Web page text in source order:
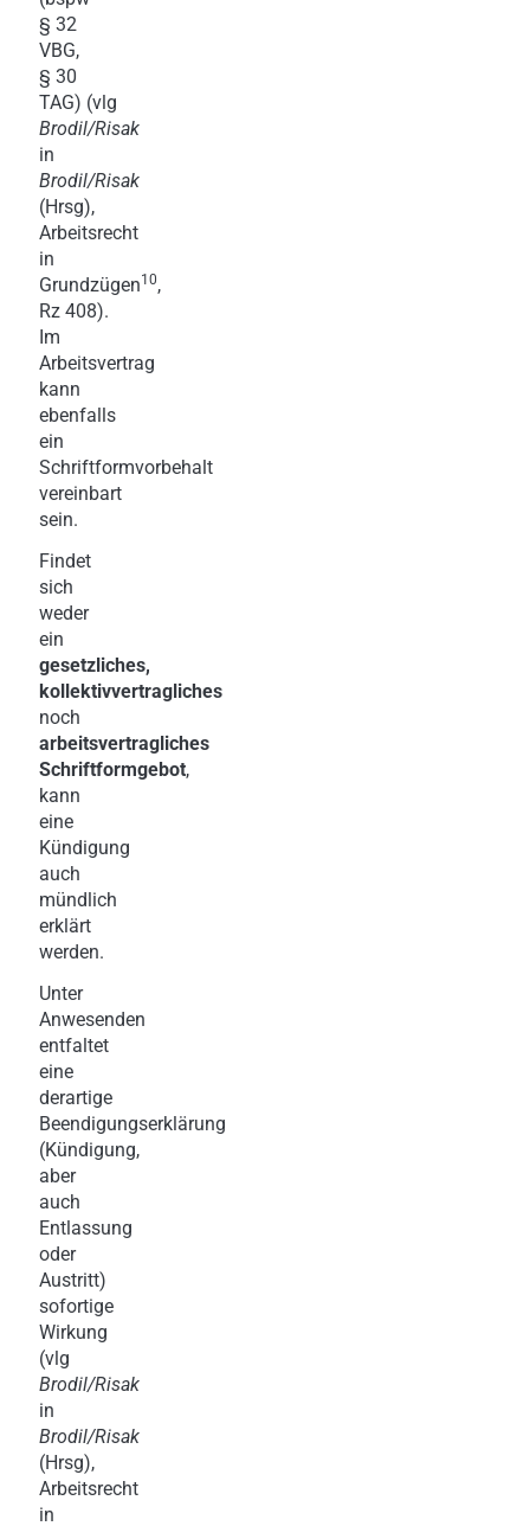
§ 32
VBG,
§ 30
TAG) (vlg
Brodil/Risak
in
Brodil/Risak
(Hrsg),
Arbeitsrecht
in
Grundzügen10,
Rz 408).
Im
Arbeitsvertrag
kann
ebenfalls
ein
Schriftformvorbehalt
vereinbart
sein.
Findet
sich
weder
ein
gesetzliches,
kollektivvertragliches
noch
arbeitsvertragliches
Schriftformgebot,
kann
eine
Kündigung
auch
mündlich
erklärt
werden.
Unter
Anwesenden
entfaltet
eine
derartige
Beendigungserklärung
(Kündigung,
aber
auch
Entlassung
oder
Austritt)
sofortige
Wirkung
(vlg
Brodil/Risak
in
Brodil/Risak
(Hrsg),
Arbeitsrecht
in